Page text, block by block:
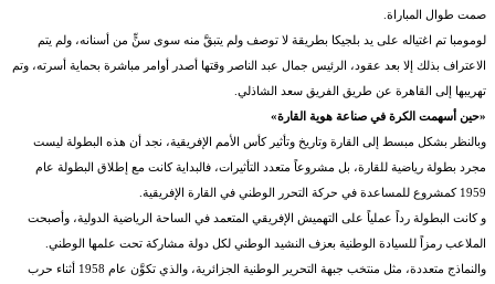
صمت طوال المباراة.
لومومبا تم اغتياله على يد بلجيكا بطريقة لا توصف ولم يتبقَّ منه سوى سنٍّ من أسنانه، ولم يتم
الاعتراف بذلك إلا بعد عقود، الرئيس جمال عبد الناصر وقتها أصدر أوامر مباشرة بحماية أسرته، وتم
تهريبها إلى القاهرة عن طريق الفريق سعد الشاذلي.
«حين أسهمت الكرة في صناعة هوية القارة»
وبالنظر بشكل مبسط إلى القارة وتاريخ وتأثير كأس الأمم الإفريقية، نجد أن هذه البطولة ليست
مجرد بطولة رياضية للقارة، بل مشروعاً متعدد التأثيرات، فالبداية كانت مع إطلاق البطولة عام
1959 كمشروع للمساعدة في حركة التحرر الوطني في القارة الإفريقية.
و كانت البطولة رداً عملياً على التهميش الإفريقي المتعمد في الساحة الرياضية الدولية، وأصبحت
الملاعب رمزاً للسيادة الوطنية بعزف النشيد الوطني لكل دولة مشاركة تحت علمها الوطني.
والنماذج متعددة، مثل منتخب جبهة التحرير الوطنية الجزائرية، والذي تكوَّن عام 1958 أثناء حرب